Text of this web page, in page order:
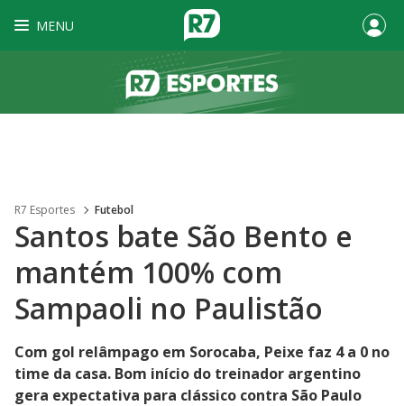
MENU
R7 Esportes Futebol
Santos bate São Bento e
mantém 100% com
Sampaoli no Paulistão
Com gol relâmpago em Sorocaba, Peixe faz 4 a 0 no
time da casa. Bom início do treinador argentino
gera expectativa para clássico contra São Paulo